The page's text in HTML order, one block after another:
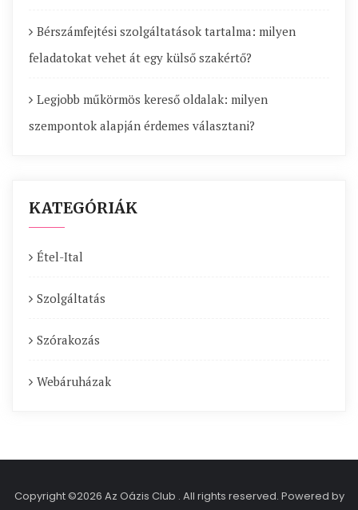
Bérszámfejtési szolgáltatások tartalma: milyen
feladatokat vehet át egy külső szakértő?
Legjobb műkörmös kereső oldalak: milyen
szempontok alapján érdemes választani?
KATEGÓRIÁK
Étel-Ital
Szolgáltatás
Szórakozás
Webáruházak
Copyright ©2026 Az Oázis Club . All rights reserved. Powered by